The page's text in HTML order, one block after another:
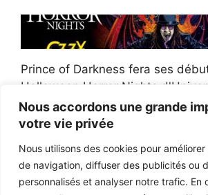
Nous accordons une grande
votre vie privée
Nous utilisons des cookies pour
de navigation, diffuser des publicités ou
personnalisés et analyser notre trafic. En
Prince of Darkness fera ses
Halloween Horror Nights
Afroman poursuit un policier de
victoire du jury en diffamation